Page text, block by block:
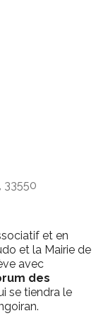
33550
et en
et la Mairie de
avec
des
se tiendra le